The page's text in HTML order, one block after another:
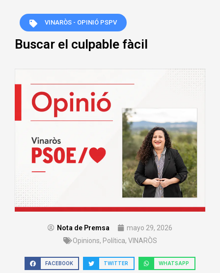
VINARÒS - OPINIÓ PSPV
Buscar el culpable fàcil
Nota de Premsa
mayo 29, 2026
Opinions, Política, VINARÒS
FACEBOOK TWITTER WHATSAPP